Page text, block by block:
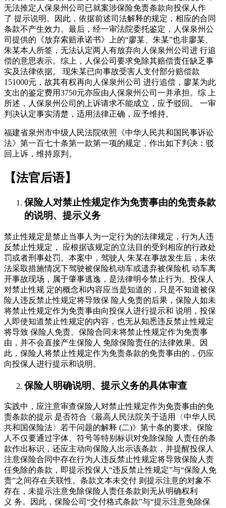
无法推定人保泉州公司已就案涉保险免责条款向投保人作
了 提示说明。因此，依据前述司法解释的规定，相应的合同
条款不产生效力。最后，经一审法院委托鉴定，人保泉州公
司提供的《放弃索赔承诺书》上的“廖某、朱某”也非廖某、
朱某本人所签，无法认定两人有放弃向人保泉州公司进 行追
偿的意思表示。综上，人保公司要求免除其赔偿责任缺乏事
实及法律依据。 现朱某已向事故受害人支付部分赔偿款
151000元，故其有权再向人保泉州公司 进行追偿，廖某为此
支出的鉴定费用3750元亦应由人保泉州公司一并承担。综 上
所述，人保泉州公司的上诉请求不能成立，应予驳回。 一审
判决认定事实清楚，适用法律正确，应予维持。
福建省泉州市中级人民法院依照《中华人民共和国民事诉讼
法》第一百七十条第一款第一项的规定，作出如下判决：驳
回上诉，维持原判。
【法官后语】
保险人对禁止性规定作为免责事由的免责条款
的说明、提示义务
禁止性规定是禁止当事人为一定行为的法律规定，行为人违
反禁止性规定， 应根据该规定的立法目的受到相应的行政处
罚或者刑事处罚。本案中，驾驶人 朱某在事故发生后，未依
法采取措施情况下驾驶被保险机动车或遗弃被保险机 动车离
开事故现场，属于肇事逃逸，是法律明令禁止行为。投保人
对禁止性规 定的概念和内容应当是知道的，只是不知道被保
险人违反禁止性规定将导致保 险人免责的后果，保险人如未
将禁止性规定作为免责事由向投保人进行提示和 说明，投保
人即使知道禁止性规定的内容，也无从知悉违反禁止性规定
将导致 保险人免责。保险合同未将禁止性规定作为免责事
由，并不会直接产生保险人 免除保险责任的法律效果。因
此，保险人将禁止性规定作为免责条款的免责事由的，仍应
向投保人进行提示和说明。
保险人明确说明、提示义务的具体审查
实践中，应注意审查保险人对禁止性规定作为免责事由的免
责条款的提示 是否符合《最高人民法院关于适用〈中华人民
共和国保险法〉若干问题的解释 (二)》第十条的要求。保险
人不仅要通过字体、符号等特别标识对免除保险 人责任的条
款作出标识，还应主动向保险人出示该条款，并提醒投保人
注意保险合同中存在行为人违反禁止性规定将导致保险人责
任免除的条款，即提示投保人“违反禁止性规定”与“保险人免
责”之间存在关联性。条款文本未交付 则提示注意的对象不
存在，未提示注意免除保险人责任条款则无从明确权利
义 务。因此，保险公司“交付格式条款”与“提示注意免除保